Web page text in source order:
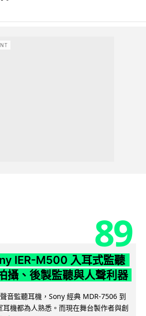
89
IER-M500 入耳式監聽
攝、後製監聽與人聲利器
音監聽耳機，Sony 經典 MDR-7506 到
機都為人熟悉。而現在舞台製作者與創